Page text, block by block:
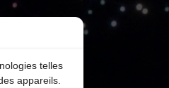
telles
appareils.